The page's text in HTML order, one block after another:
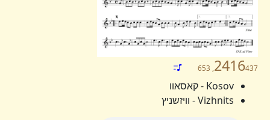
2416437, 653
Kosov - קאסאוו
Vizhnits - וויזשניץ